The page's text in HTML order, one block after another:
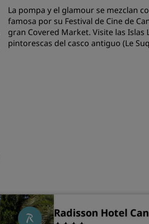
La pompa y el glamour se mezclan
famosa por su Festival de Cine de
gran Covered Market. Visite las
pintorescas del casco antiguo (Le
Radisson Hotel